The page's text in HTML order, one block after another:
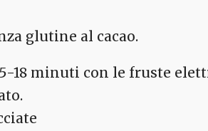
glutine al cacao.
18 minuti con le fruste